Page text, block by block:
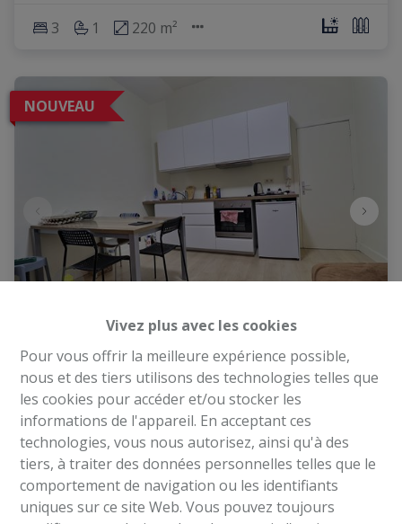
Vivez plus avec les cookies
Pour vous offrir la meilleure expérience possible,
nous et des tiers utilisons des technologies telles que
les cookies pour accéder et/ou stocker les
informations de l'appareil. En acceptant ces
technologies, vous nous autorisez, ainsi qu'à des
tiers, à traiter des données personnelles telles que le
comportement de navigation ou les identifiants
uniques sur ce site Web. Vous pouvez toujours
3 1 220 m²
NOUVEAU
Immeuble
1030 Schaerbeek|Ref : 2328
€ 580.000